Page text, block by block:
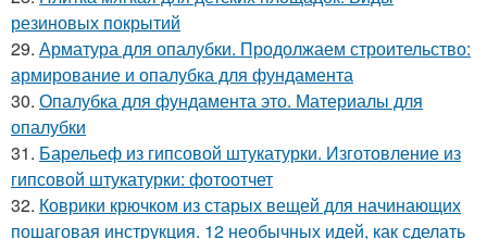
резиновых покрытий
29. Арматура для опалубки. Продолжаем строительство:
армирование и опалубка для фундамента
30. Опалубка для фундамента это. Материалы для
опалубки
31. Барельеф из гипсовой штукатурки. Изготовление из
гипсовой штукатурки: фотоотчет
32. Коврики крючком из старых вещей для начинающих
пошаговая инструкция. 12 необычных идей, как сделать